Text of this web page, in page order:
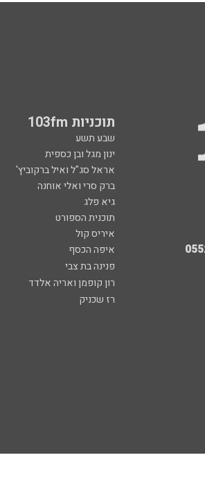
תוכניות 103fm
שבע תשע
ינון מגל ובן כספית
אראל סג"ל ואיל ברקוביץ'
ברק סרי ואלי אוחנה
גיא פלג
תוכנית הספורט
איריס קול
איפה הכסף
פנינה בת צבי
רון קופמן ואריה אלדד
רז שכניק